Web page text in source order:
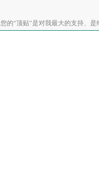
您的“顶贴”是对我最大的支持、